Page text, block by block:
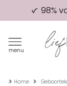
98%
menu
Home